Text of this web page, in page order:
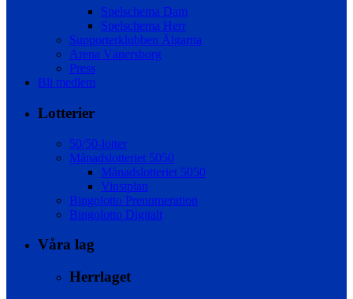
Spelschema Dam
Spelschema Herr
Supporterklubben Älgarna
Arena Vänersborg
Press
Bli medlem
Lotterier
50/50-lotter
Månadslotteriet 5050
Månadslotteriet 5050
Vinstplan
Bingolotto Prenumeration
Bingolotto Digitalt
Våra lag
Herrlaget